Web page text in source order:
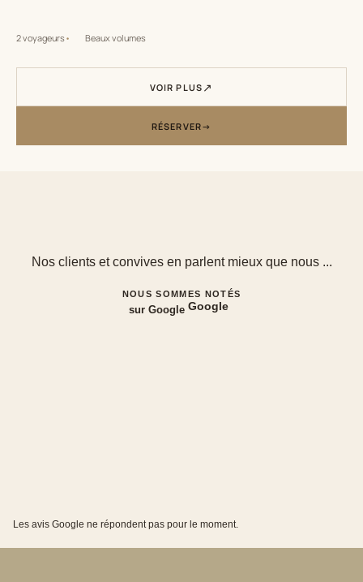
2 voyageurs Beaux volumes
VOIR PLUS
RÉSERVER
Nos clients et convives en parlent mieux que nous ...
NOUS SOMMES NOTÉS
sur Google Google
Les avis Google ne répondent pas pour le moment.